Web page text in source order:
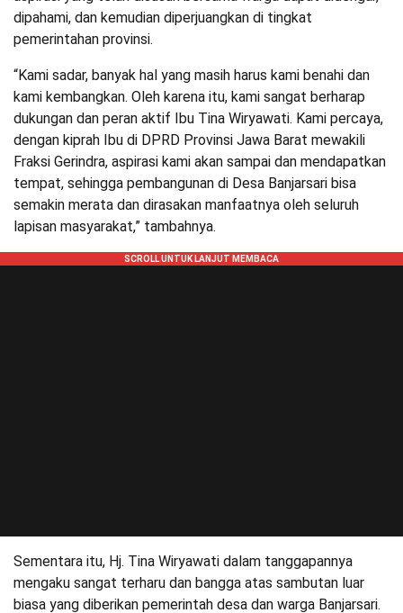
dipahami, dan kemudian diperjuangkan di tingkat
pemerintahan provinsi.
“Kami sadar, banyak hal yang masih harus kami benahi dan
kami kembangkan. Oleh karena itu, kami sangat berharap
dukungan dan peran aktif Ibu Tina Wiryawati. Kami percaya,
dengan kiprah Ibu di DPRD Provinsi Jawa Barat mewakili
Fraksi Gerindra, aspirasi kami akan sampai dan mendapatkan
tempat, sehingga pembangunan di Desa Banjarsari bisa
semakin merata dan dirasakan manfaatnya oleh seluruh
lapisan masyarakat,” tambahnya.
Sementara itu, Hj. Tina Wiryawati dalam tanggapannya
mengaku sangat terharu dan bangga atas sambutan luar
biasa yang diberikan pemerintah desa dan warga Banjarsari.